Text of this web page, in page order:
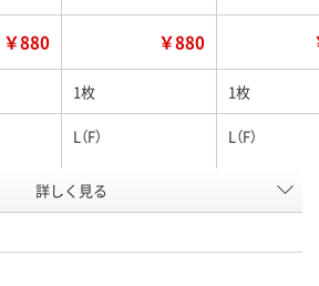
￥880 ￥880
1枚 1枚
L（F） L（F）
ブラック
詳しく見る